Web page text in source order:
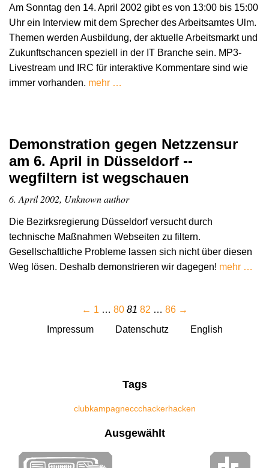
Am Sonntag den 14. April 2002 gibt es von 13:00 bis 15:00
Uhr ein Interview mit dem Sprecher des Arbeitsamtes Ulm.
Themen werden Ausbildung, der aktuelle Arbeitsmarkt und
Zukunftschancen speziell in der IT Branche sein. MP3-
Livestream und IRC für interaktive Kommentare sind wie
immer vorhanden. mehr …
Demonstration gegen Netzzensur
am 6. April in Düsseldorf --
wegfiltern ist wegschauen
6. April 2002, Unknown author
Die Bezirksregierung Düsseldorf versucht durch
technische Maßnahmen Webseiten zu filtern.
Gesellschaftliche Probleme lassen sich nicht über diesen
Weg lösen. Deshalb demonstrieren wir dagegen! mehr …
← 1 … 80 81 82 … 86 →
Impressum
Datenschutz English
Tags
clubkampagneccchackerhacken
Ausgewählt